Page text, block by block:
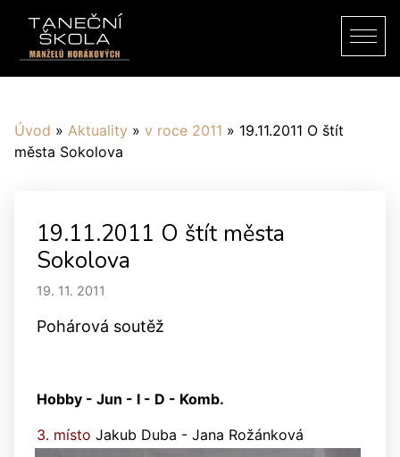
Úvod » Aktuality » v roce 2011 » 19.11.2011 O štít
města Sokolova
19.11.2011 O štít města
Sokolova
19. 11. 2011
Pohárová soutěž
Hobby - Jun - I - D - Komb.
3. místo Jakub Duba - Jana Rožánková